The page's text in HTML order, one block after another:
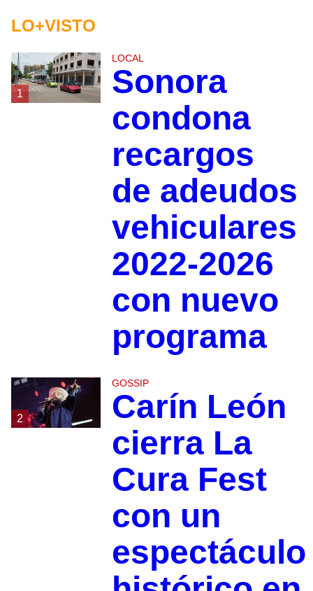
LO+VISTO
1
LOCAL
Sonora
condona
recargos
de adeudos
vehiculares
2022-2026
con nuevo
programa
2
GOSSIP
Carín León
cierra La
Cura Fest
con un
espectáculo